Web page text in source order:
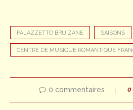
PALAZZETTO BRU ZANE SAISONS
CENTRE DE MUSIQUE ROMANTIQUE
0 commentaires 0